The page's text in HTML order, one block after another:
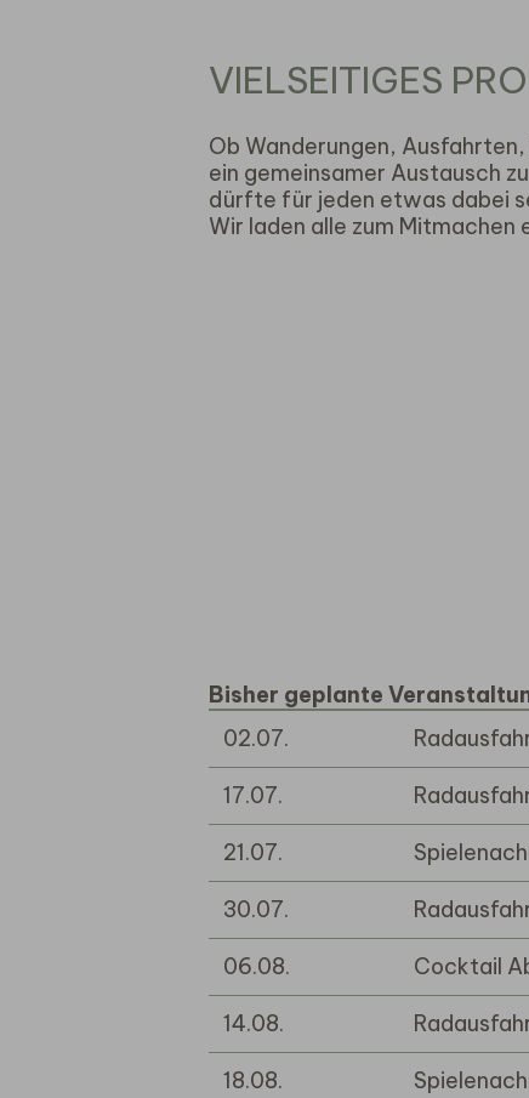
VIELSEITIGES
Ob Wanderungen,
ein gemeinsamer Austausch
dürfte für jeden etwas dabei
Wir laden alle zum Mitmachen
Bisher geplante
02.07.
17.07.
21.07.
30.07.
06.08. Cocktail
14.08.
18.08.